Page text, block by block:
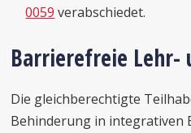
0059 verabschiedet.
Barrierefreie
Die gleichberechtigte
Behinderung in integrativen